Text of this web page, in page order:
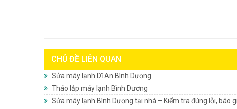
CHỦ ĐỀ LIÊN QUAN
Sửa máy lạnh Dĩ An Bình Dương
Tháo lắp máy lạnh Bình Dương
Sửa máy lạnh Bình Dương tại nhà – Kiểm tra đúng lỗi, báo